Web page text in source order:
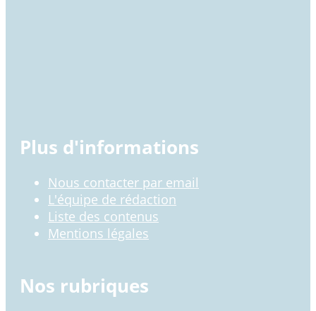
Plus d'informations
Nous contacter par email
L'équipe de rédaction
Liste des contenus
Mentions légales
Nos rubriques